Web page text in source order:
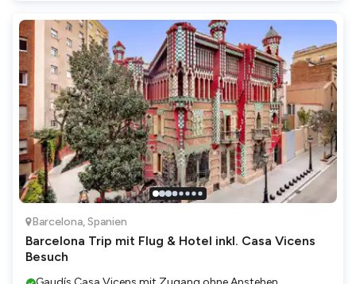
Barcelona,Spanien
Barcelona Trip mit Flug & Hotel inkl. Casa Vicens
Besuch